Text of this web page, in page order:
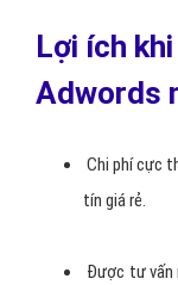
Lợi ích
Adwords
Chi phí cực
tín giá rẻ.
Được tư vấn